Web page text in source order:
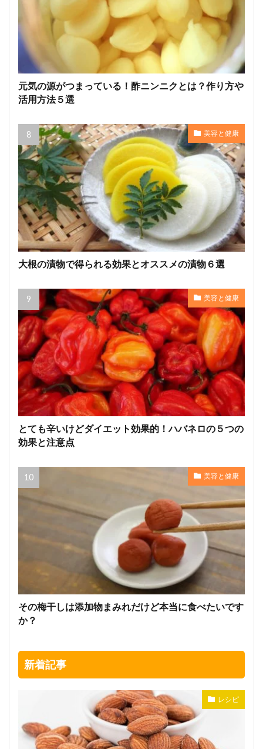
元気の源がつまっている！酢ニンニクとは？作り方や
活用方法５選
美容と健康
大根の漬物で得られる効果とオススメの漬物６選
美容と健康
とても辛いけどダイエット効果的！ハバネロの５つの
効果と注意点
美容と健康
その梅干しは添加物まみれだけど本当に食べたいです
か？
新着記事
レシピ